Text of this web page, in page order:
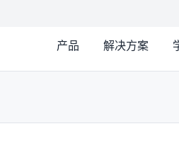
产品 解决方案